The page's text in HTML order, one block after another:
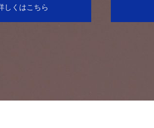
しくはこちら